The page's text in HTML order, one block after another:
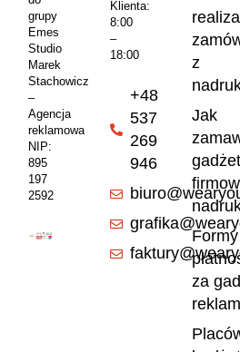
z
Jak
Formy
za
Klienta:
8:00
–
18:00
+48
537
269
946
grupy
Emes
Studio
Marek
Stachowicz
–
Agencja
reklamowa
NIP:
895
197
2592